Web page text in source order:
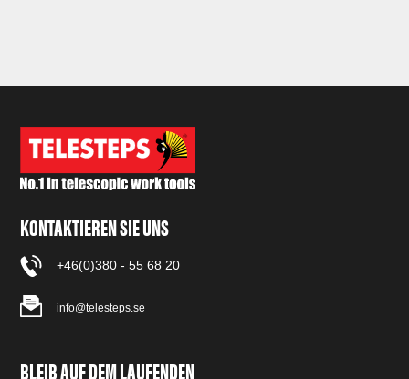
KONTAKTIEREN SIE UNS
+46(0)380 - 55 68 20
info@telesteps.se
BLEIB AUF DEM LAUFENDEN